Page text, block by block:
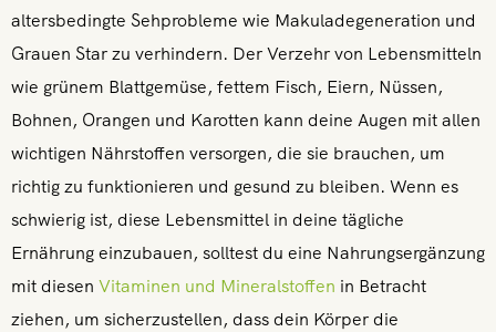
altersbedingte Sehprobleme wie Makuladegeneration und
Grauen Star zu verhindern. Der Verzehr von Lebensmitteln
wie grünem Blattgemüse, fettem Fisch, Eiern, Nüssen,
Bohnen, Orangen und Karotten kann deine Augen mit allen
wichtigen Nährstoffen versorgen, die sie brauchen, um
richtig zu funktionieren und gesund zu bleiben. Wenn es
schwierig ist, diese Lebensmittel in deine tägliche
Ernährung einzubauen, solltest du eine Nahrungsergänzung
mit diesen Vitaminen und Mineralstoffen in Betracht
ziehen, um sicherzustellen, dass dein Körper die